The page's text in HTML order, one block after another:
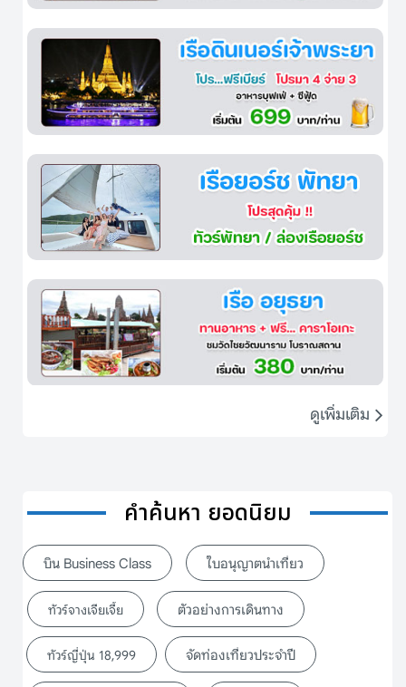
ดูเพิ่มเติม
คำค้นหา ยอดนิยม
บิน Business Class ใบอนุญาตนำเที่ยว
ทัวร์จางเจียเจี้ย ตัวอย่างการเดินทาง
ทัวร์ญี่ปุ่น 18,999 จัดท่องเที่ยวประจำปี